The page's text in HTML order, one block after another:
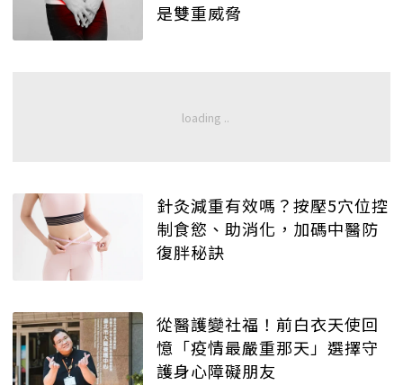
是雙重威脅
針灸減重有效嗎？按壓5穴位控
制食慾、助消化，加碼中醫防
復胖秘訣
從醫護變社福！前白衣天使回
憶「疫情最嚴重那天」選擇守
護身心障礙朋友